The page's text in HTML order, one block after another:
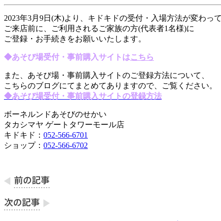
2023年3月9日(木)より、キドキドの受付・入場方法が変わっ
ご来店前に、ご利用されるご家族の方(代表者1名様)に
ご登録・お手続きをお願いいたします。
◆あそび場受付・事前購入サイトはこちら
また、あそび場・事前購入サイトのご登録方法について、
こちらのブログにてまとめてありますので、ご覧ください。
◆あそび場受付・事前購入サイトの登録方法
ボーネルンドあそびのせかい
タカシマヤ ゲートタワーモール店
キドキド： 052-566-6701
ショップ： 052-566-6702